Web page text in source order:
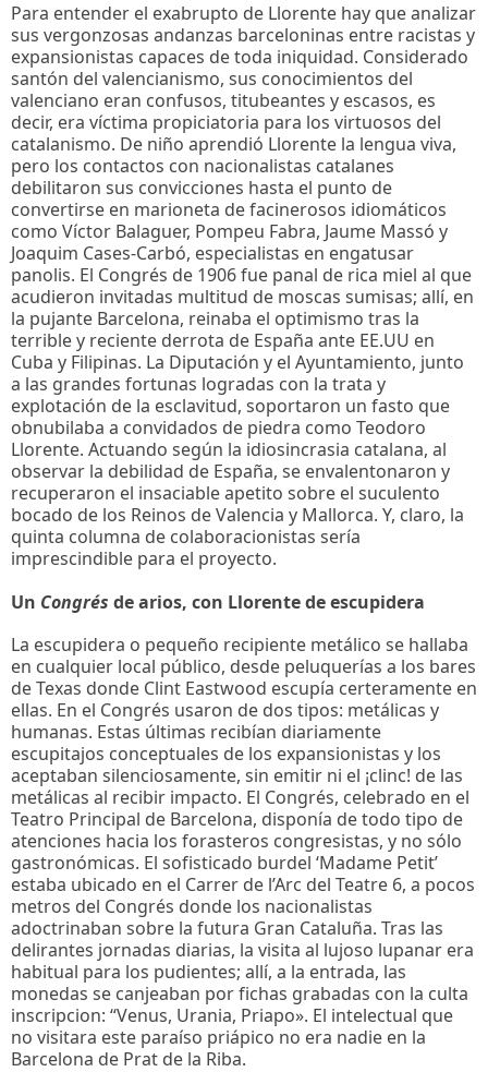
Para entender el exabrupto de Llorente hay que analizar
sus vergonzosas andanzas barceloninas entre racistas y
expansionistas capaces de toda iniquidad. Considerado
santón del valencianismo, sus conocimientos del
valenciano eran confusos, titubeantes y escasos, es
decir, era víctima propiciatoria para los virtuosos del
catalanismo. De niño aprendió Llorente la lengua viva,
pero los contactos con nacionalistas catalanes
debilitaron sus convicciones hasta el punto de
convertirse en marioneta de facinerosos idiomáticos
como Víctor Balaguer, Pompeu Fabra, Jaume Massó y
Joaquim Cases-Carbó, especialistas en engatusar
panolis. El Congrés de 1906 fue panal de rica miel al que
acudieron invitadas multitud de moscas sumisas; allí, en
la pujante Barcelona, reinaba el optimismo tras la
terrible y reciente derrota de España ante EE.UU en
Cuba y Filipinas. La Diputación y el Ayuntamiento, junto
a las grandes fortunas logradas con la trata y
explotación de la esclavitud, soportaron un fasto que
obnubilaba a convidados de piedra como Teodoro
Llorente. Actuando según la idiosincrasia catalana, al
observar la debilidad de España, se envalentonaron y
recuperaron el insaciable apetito sobre el suculento
bocado de los Reinos de Valencia y Mallorca. Y, claro, la
quinta columna de colaboracionistas sería
imprescindible para el proyecto.
Un Congrés de arios, con Llorente de escupidera
La escupidera o pequeño recipiente metálico se hallaba
en cualquier local público, desde peluquerías a los bares
de Texas donde Clint Eastwood escupía certeramente en
ellas. En el Congrés usaron de dos tipos: metálicas y
humanas. Estas últimas recibían diariamente
escupitajos conceptuales de los expansionistas y los
aceptaban silenciosamente, sin emitir ni el ¡clinc! de las
metálicas al recibir impacto. El Congrés, celebrado en el
Teatro Principal de Barcelona, disponía de todo tipo de
atenciones hacia los forasteros congresistas, y no sólo
gastronómicas. El sofisticado burdel ‘Madame Petit’
estaba ubicado en el Carrer de l’Arc del Teatre 6, a pocos
metros del Congrés donde los nacionalistas
adoctrinaban sobre la futura Gran Cataluña. Tras las
delirantes jornadas diarias, la visita al lujoso lupanar era
habitual para los pudientes; allí, a la entrada, las
monedas se canjeaban por fichas grabadas con la culta
inscripcion: “Venus, Urania, Priapo». El intelectual que
no visitara este paraíso priápico no era nadie en la
Barcelona de Prat de la Riba.